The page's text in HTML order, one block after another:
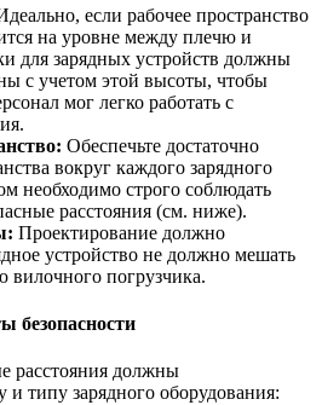
если рабочее пространство
на уровне между плечю и
для зарядных устройств должны
с учетом этой высоты, чтобы
мог легко работать с
Обеспечьте достаточно
вокруг каждого зарядного
необходимо строго соблюдать
расстояния (см. ниже).
Проектирование должно
устройство не должно мешать
погрузчика.
безопасности
расстояния должны
и типу зарядного оборудования: